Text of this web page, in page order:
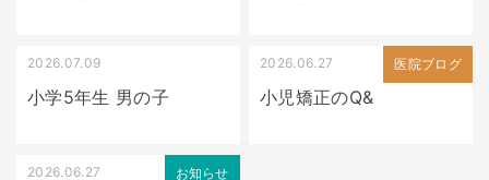
2026.07.09
小学5年生 男の子
医院ブログ
2026.06.27
小児矯正のQ&
お知らせ
2026.06.27